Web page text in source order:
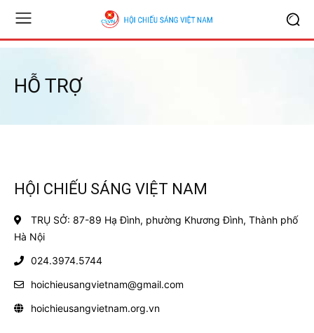
HỖ TRỢ
HỘI CHIẾU SÁNG VIỆT NAM
TRỤ SỞ: 87-89 Hạ Đình, phường Khương Đình, Thành phố
Hà Nội
024.3974.5744
hoichieusangvietnam@gmail.com
hoichieusangvietnam.org.vn